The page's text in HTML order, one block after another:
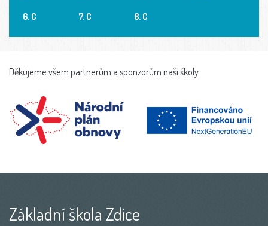
6. C 7. C 8. C
Děkujeme všem partnerům a sponzorům naší školy
Základní škola Zdice